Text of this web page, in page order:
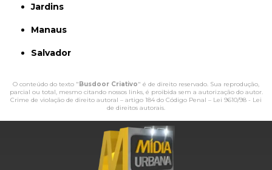
Jardins
Manaus
Salvador
O conteúdo do texto "Busdoor Criativo" é de direito reservado. Sua reprodução,
parcial ou total, mesmo citando nossos links, é proibida sem a autorização do autor.
Crime de violação de direito autoral – artigo 184 do Código Penal – Lei 9610/98 - Lei
de direitos autorais